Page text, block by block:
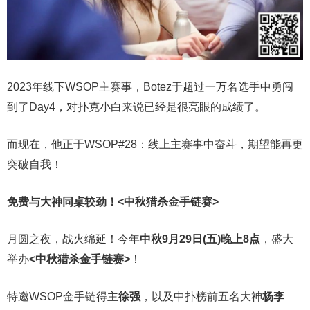
2023年线下WSOP主赛事，Botez于超过一万名选手中勇闯
到了Day4，对扑克小白来说已经是很亮眼的成绩了。
而现在，他正于WSOP#28：线上主赛事中奋斗，期望能再更
突破自我！
免费与大神同桌较劲！ <中秋猎杀金手链赛>
月圆之夜，战火绵延！今年中秋9月29日(五)晚上8点 ，盛大
举办<中秋猎杀金手链赛> ！
特邀WSOP金手链得主徐强 ，以及中扑榜前五名大神杨李